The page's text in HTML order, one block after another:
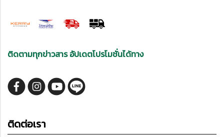
ติดตามทุกข่าวสาร อัปเดตโปรโมชั่นได้ทาง
ติดต่อเรา